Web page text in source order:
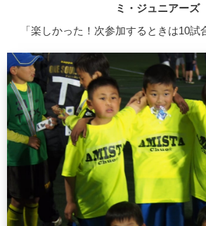
ミ・ジュニアーズ
「楽しかった！次参加するときは10試